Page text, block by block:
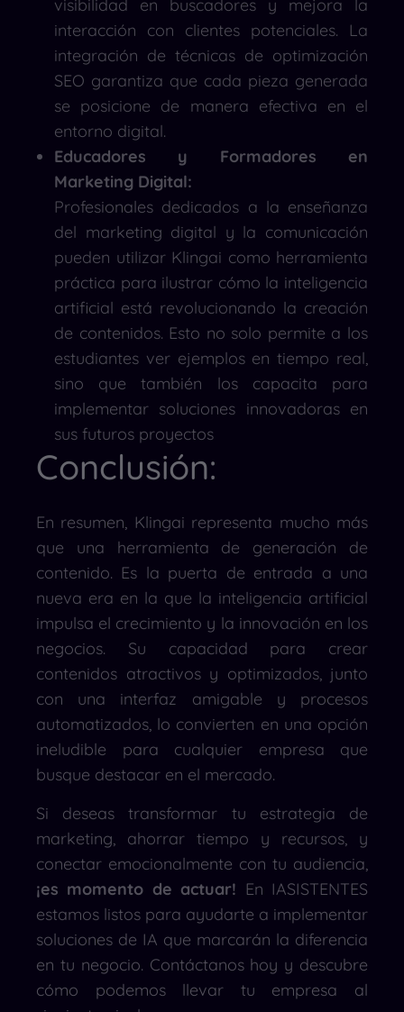
visibilidad en buscadores y mejora la
interacción con clientes potenciales. La
integración de técnicas de optimización
SEO garantiza que cada pieza generada
se posicione de manera efectiva en el
entorno digital.
Educadores y Formadores en
Marketing Digital:
Profesionales dedicados a la enseñanza
del marketing digital y la comunicación
pueden utilizar Klingai como herramienta
práctica para ilustrar cómo la inteligencia
artificial está revolucionando la creación
de contenidos. Esto no solo permite a los
estudiantes ver ejemplos en tiempo real,
sino que también los capacita para
implementar soluciones innovadoras en
sus futuros proyectos
Conclusión:
En resumen, Klingai representa mucho más
que una herramienta de generación de
contenido. Es la puerta de entrada a una
nueva era en la que la inteligencia artificial
impulsa el crecimiento y la innovación en los
negocios. Su capacidad para crear
contenidos atractivos y optimizados, junto
con una interfaz amigable y procesos
automatizados, lo convierten en una opción
ineludible para cualquier empresa que
busque destacar en el mercado.
Si deseas transformar tu estrategia de
marketing, ahorrar tiempo y recursos, y
conectar emocionalmente con tu audiencia,
¡es momento de actuar! En IASISTENTES
estamos listos para ayudarte a implementar
soluciones de IA que marcarán la diferencia
en tu negocio. Contáctanos hoy y descubre
cómo podemos llevar tu empresa al